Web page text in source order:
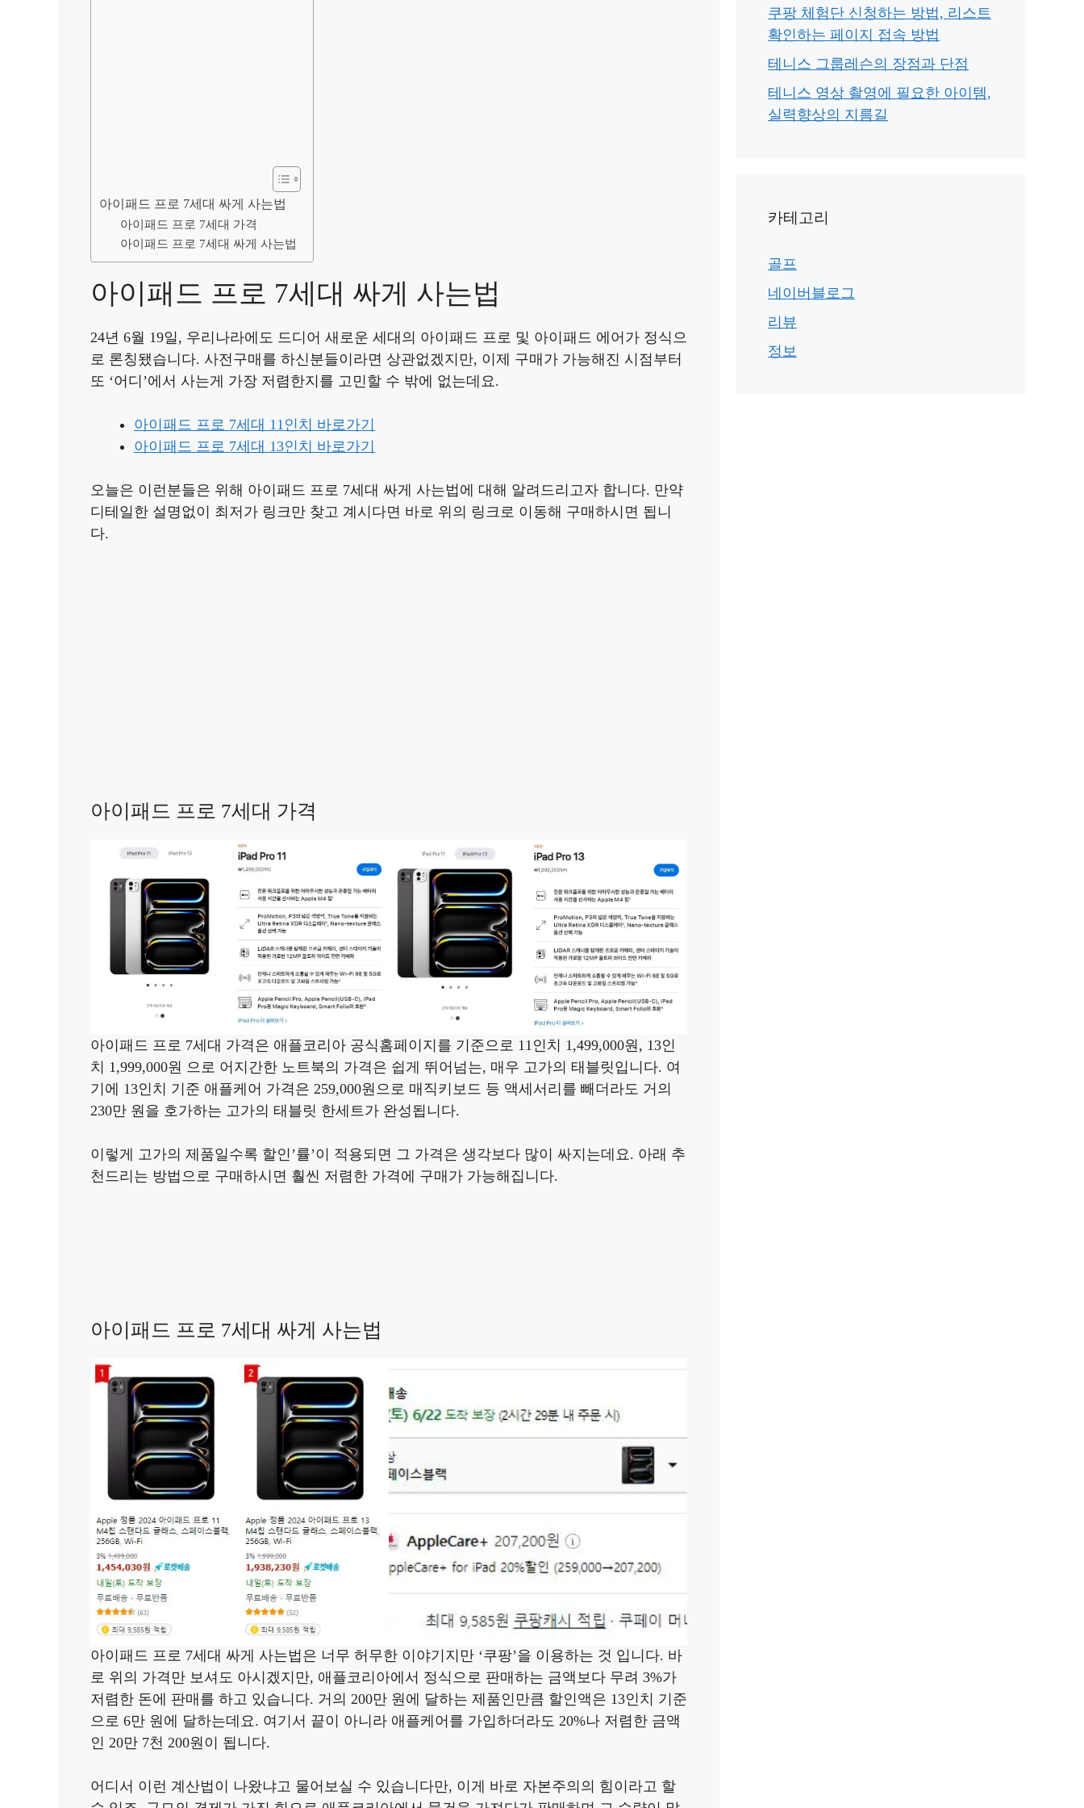
아이패드 프로 7세대 싸게 사는법
아이패드 프로 7세대 가격
아이패드 프로 7세대 싸게 사는법
아이패드 프로 7세대 싸게 사는법
24년 6월 19일, 우리나라에도 드디어 새로운 세대의 아이패드 프로 및 아이패드 에어가 정식으
로 론칭됐습니다. 사전구매를 하신분들이라면 상관없겠지만, 이제 구매가 가능해진 시점부터
또 ‘어디’에서 사는게 가장 저렴한지를 고민할 수 밖에 없는데요.
아이패드 프로 7세대 11인치 바로가기
아이패드 프로 7세대 13인치 바로가기
오늘은 이런분들은 위해 아이패드 프로 7세대 싸게 사는법에 대해 알려드리고자 합니다. 만약
디테일한 설명없이 최저가 링크만 찾고 계시다면 바로 위의 링크로 이동해 구매하시면 됩니
다.
아이패드 프로 7세대 가격
아이패드 프로 7세대 가격은 애플코리아 공식홈페이지를 기준으로 11인치 1,499,000원, 13인
치 1,999,000원 으로 어지간한 노트북의 가격은 쉽게 뛰어넘는, 매우 고가의 태블릿입니다. 여
기에 13인치 기준 애플케어 가격은 259,000원으로 매직키보드 등 액세서리를 빼더라도 거의
230만 원을 호가하는 고가의 태블릿 한세트가 완성됩니다.
이렇게 고가의 제품일수록 할인’률’이 적용되면 그 가격은 생각보다 많이 싸지는데요. 아래 추
천드리는 방법으로 구매하시면 훨씬 저렴한 가격에 구매가 가능해집니다.
아이패드 프로 7세대 싸게 사는법
아이패드 프로 7세대 싸게 사는법은 너무 허무한 이야기지만 ‘쿠팡’을 이용하는 것 입니다. 바
로 위의 가격만 보셔도 아시겠지만, 애플코리아에서 정식으로 판매하는 금액보다 무려 3%가
저렴한 돈에 판매를 하고 있습니다. 거의 200만 원에 달하는 제품인만큼 할인액은 13인치 기준
으로 6만 원에 달하는데요. 여기서 끝이 아니라 애플케어를 가입하더라도 20%나 저렴한 금액
인 20만 7천 200원이 됩니다.
어디서 이런 계산법이 나왔냐고 물어보실 수 있습니다만, 이게 바로 자본주의의 힘이라고 할
쿠팡 체험단 신청하는 방법, 리스트
확인하는 페이지 접속 방법
테니스 그룹레슨의 장점과 단점
테니스 영상 촬영에 필요한 아이템,
실력향상의 지름길
카테고리
골프
네이버블로그
리뷰
정보